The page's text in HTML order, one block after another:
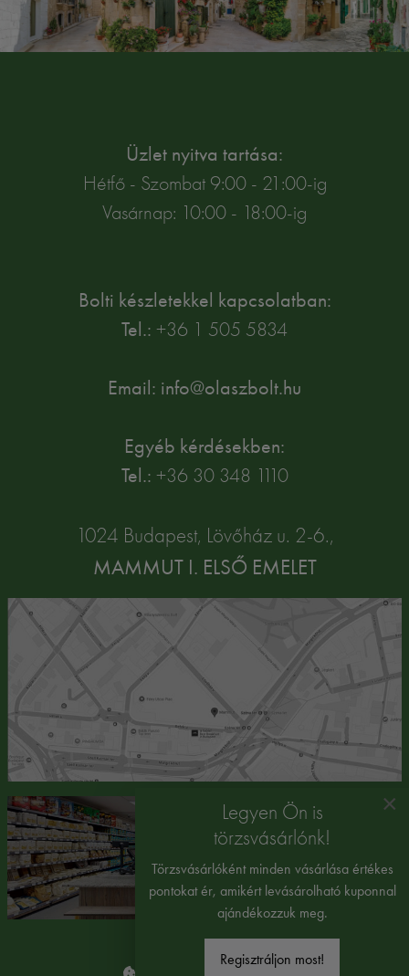
Üzlet nyitva tartása:
Hétfő - Szombat 9:00 - 21:00-ig
Vasárnap: 10:00 - 18:00-ig
Bolti készletekkel kapcsolatban:
Tel.: +36 1 505 5834
Email: info@olaszbolt.hu
Egyéb kérdésekben:
Tel.: +36 30 348 1110
1024 Budapest, Lövőház u. 2-6.,
MAMMUT I. ELSŐ EMELET
×
Legyen Ön is
törzsvásárlónk!
Törzsvásárlóként minden vásárlása értékes
pontokat ér, amikért levásárolható kuponnal
ajándékozzuk meg.
Regisztráljon most!